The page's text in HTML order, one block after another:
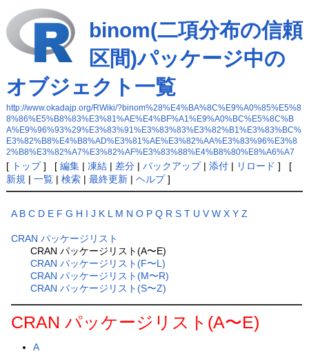
binom(二項分布の信頼
区間)パッケージ中の
オブジェクト一覧
http://www.okadajp.org/RWiki/?binom%28%E4%BA%8C%E9%A0%85%E5%8
8%86%E5%B8%83%E3%81%AE%E4%BF%A1%E9%A0%BC%E5%8C%B
A%E9%96%93%29%E3%83%91%E3%83%83%E3%82%B1%E3%83%BC%
E3%82%B8%E4%B8%AD%E3%81%AE%E3%82%AA%E3%83%96%E3%8
2%B8%E3%82%A7%E3%82%AF%E3%83%88%E4%B8%80%E8%A6%A7
[ トップ] [ 編集| 凍結| 差分| バックアップ| 添付| リロード ] [
新規 | 一覧| 検索| 最終更新| ヘルプ]
A B C D E F G H I J K L M N O P Q R S T U V W X Y Z
CRAN パッケージリスト
CRAN パッケージリスト(A〜E)
CRAN パッケージリスト(F〜L)
CRAN パッケージリスト(M〜R)
CRAN パッケージリスト(S〜Z)
CRAN パッケージリスト(A〜E)
A